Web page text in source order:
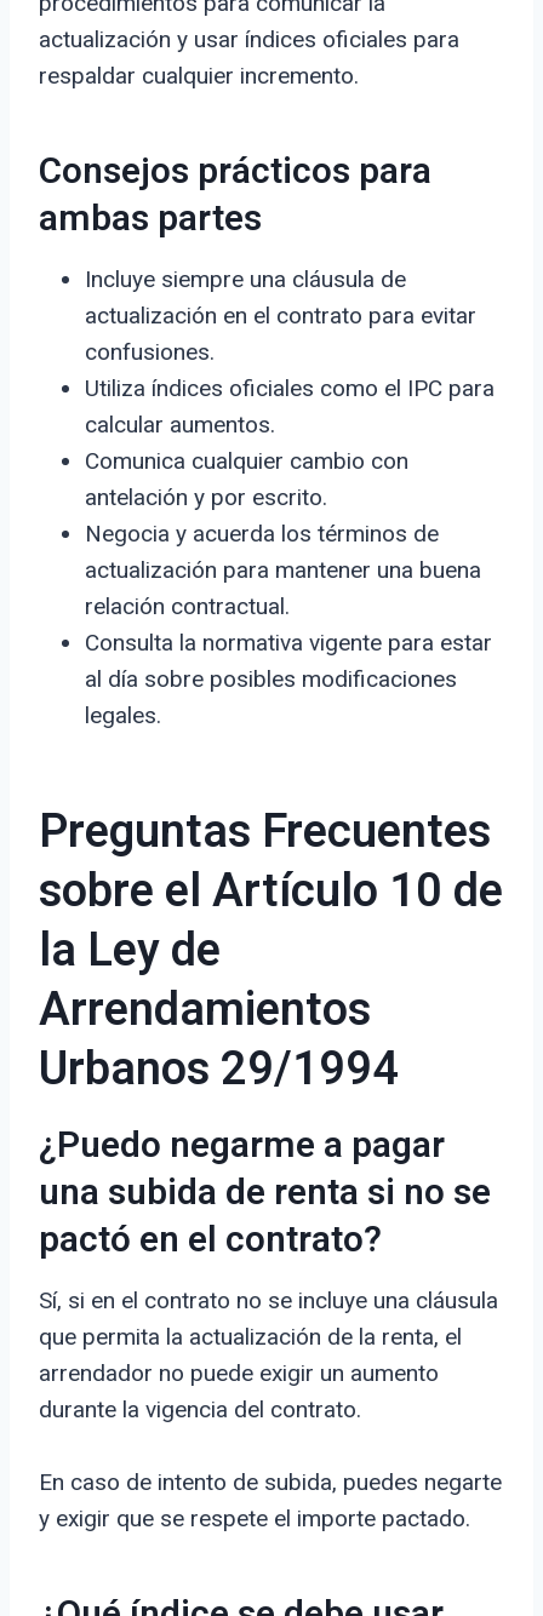
actualización y usar índices oficiales para
respaldar cualquier incremento.
Consejos prácticos para
ambas partes
Incluye siempre una cláusula de
actualización en el contrato para evitar
confusiones.
Utiliza índices oficiales como el IPC para
calcular aumentos.
Comunica cualquier cambio con
antelación y por escrito.
Negocia y acuerda los términos de
actualización para mantener una buena
relación contractual.
Consulta la normativa vigente para estar
al día sobre posibles modificaciones
legales.
Preguntas Frecuentes
sobre el Artículo 10 de
la Ley de
Arrendamientos
Urbanos 29/1994
¿Puedo negarme a pagar
una subida de renta si no se
pactó en el contrato?
Sí, si en el contrato no se incluye una cláusula
que permita la actualización de la renta, el
arrendador no puede exigir un aumento
durante la vigencia del contrato.
En caso de intento de subida, puedes negarte
y exigir que se respete el importe pactado.